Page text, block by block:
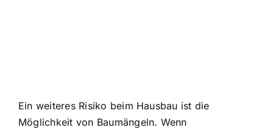
Ein weiteres Risiko beim Hausbau ist die
Möglichkeit von Baumängeln. Wenn